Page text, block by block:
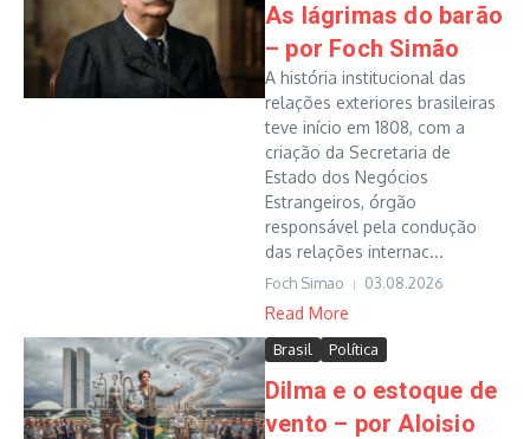
As lágrimas do barão
– por Foch Simão
A história institucional das
relações exteriores brasileiras
teve início em 1808, com a
criação da Secretaria de
Estado dos Negócios
Estrangeiros, órgão
responsável pela condução
das relações internac...
Foch Simao 03.08.2026
Read More
Brasil Política
Dilma e o estoque de
vento – por Aloisio